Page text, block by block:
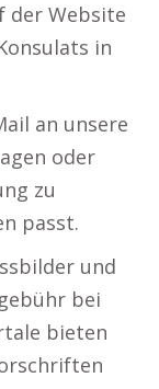
der Website
in
an unsere
oder
zu
passt.
und
bei
bieten